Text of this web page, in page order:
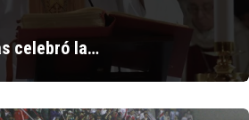
celebró la…